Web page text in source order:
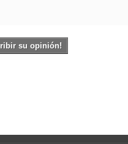
su opinión!